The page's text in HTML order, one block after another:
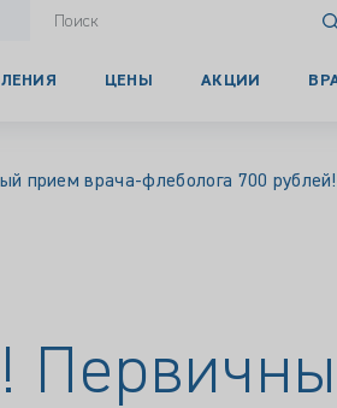
ЦЕНЫ АКЦИИ
прием врача-флеболога 700 рублей!